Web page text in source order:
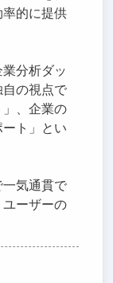
率的に提供
分析ダッ
自の視点で
、企業の
ト」とい
気通貫で
ーザーの